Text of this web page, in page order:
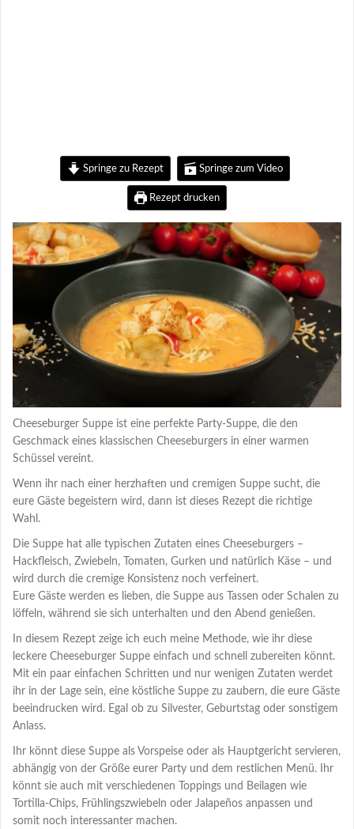
Springe zu Rezept Springe zum Video
Rezept drucken
Cheeseburger Suppe ist eine perfekte Party-Suppe, die den
Geschmack eines klassischen Cheeseburgers in einer warmen
Schüssel vereint.
Wenn ihr nach einer herzhaften und cremigen Suppe sucht, die
eure Gäste begeistern wird, dann ist dieses Rezept die richtige
Wahl.
Die Suppe hat alle typischen Zutaten eines Cheeseburgers –
Hackfleisch, Zwiebeln, Tomaten, Gurken und natürlich Käse – und
wird durch die cremige Konsistenz noch verfeinert.
Eure Gäste werden es lieben, die Suppe aus Tassen oder Schalen zu
löffeln, während sie sich unterhalten und den Abend genießen.
In diesem Rezept zeige ich euch meine Methode, wie ihr diese
leckere Cheeseburger Suppe einfach und schnell zubereiten könnt.
Mit ein paar einfachen Schritten und nur wenigen Zutaten werdet
ihr in der Lage sein, eine köstliche Suppe zu zaubern, die eure Gäste
beeindrucken wird. Egal ob zu Silvester, Geburtstag oder sonstigem
Anlass.
Ihr könnt diese Suppe als Vorspeise oder als Hauptgericht servieren,
abhängig von der Größe eurer Party und dem restlichen Menü. Ihr
könnt sie auch mit verschiedenen Toppings und Beilagen wie
Tortilla-Chips, Frühlingszwiebeln oder Jalapeños anpassen und
somit noch interessanter machen.